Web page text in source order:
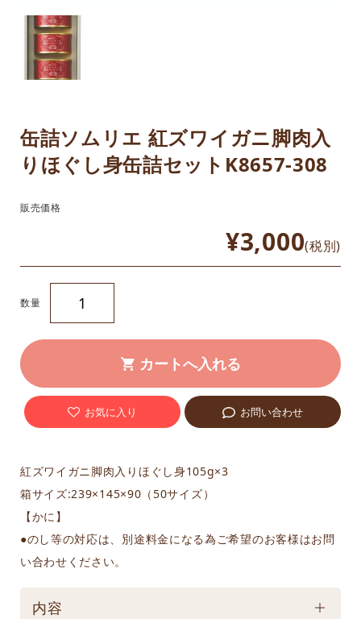
缶詰ソムリエ 紅ズワイガニ脚肉入
りほぐし身缶詰セットK8657-308
紅ズワイガニ脚肉入りほぐし身105g×3
箱サイズ:239×145×90（50サイズ）
【かに】
●のし等の対応は、別途料金になる為ご希望のお客様はお問
い合わせください。
販売価格
¥3,000(税別)
数量
お気に入り お問い合わせ
内容